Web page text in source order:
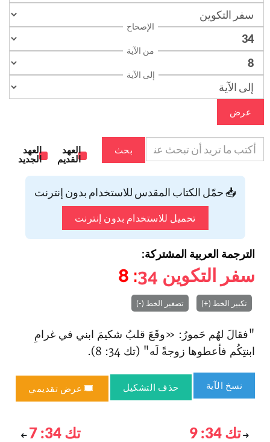
الإصحاح
من الآية
إلى الآية
عرض
بحث
العهد
القديم
العهد
الجديد
📥 حمّل الكتاب المقدس للاستخدام بدون إنترنت
تحميل للاستخدام بدون إنترنت
الترجمة العربية المشتركة:
سفر التكوين 34
: 8
تكبير الخط (+) تصغير الخط (-)
"فقالَ لهُم حَمورُ: «وقَعَ قلبُ شكيمَ ا‏بني في غرامِ
ا‏بنتِكُم فأعطوها زوجةً لَه" (تك 34: 8).
نسخ الآية حذف التشكيل عرض تقديمي
تك 34: 9 تك 34: 7